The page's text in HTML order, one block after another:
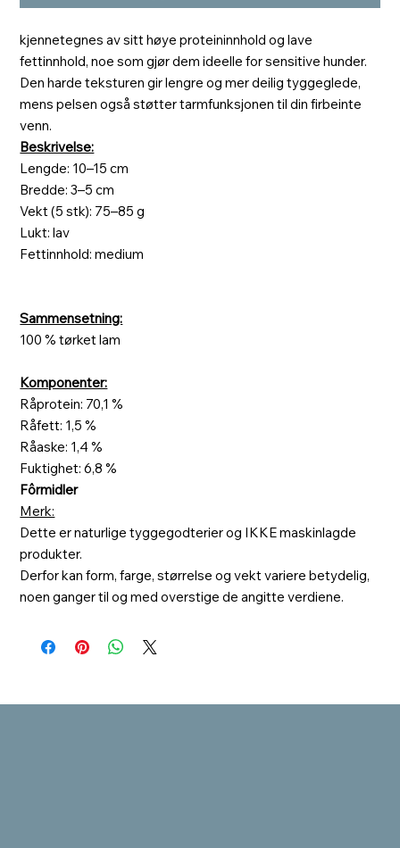
kjennetegnes av sitt høye proteininnhold og lave
fettinnhold, noe som gjør dem ideelle for sensitive hunder.
Den harde teksturen gir lengre og mer deilig tyggeglede,
mens pelsen også støtter tarmfunksjonen til din firbeinte
venn.
Beskrivelse:
Lengde: 10–15 cm
Bredde: 3–5 cm
Vekt (5 stk): 75–85 g
Lukt: lav
Fettinnhold: medium
Sammensetning:
100 % tørket lam
Komponenter:
Råprotein: 70,1 %
Råfett: 1,5 %
Råaske: 1,4 %
Fuktighet: 6,8 %
Fôrmidler
Merk:
Dette er naturlige tyggegodterier og IKKE maskinlagde
produkter.
Derfor kan form, farge, størrelse og vekt variere betydelig,
noen ganger til og med overstige de angitte verdiene.